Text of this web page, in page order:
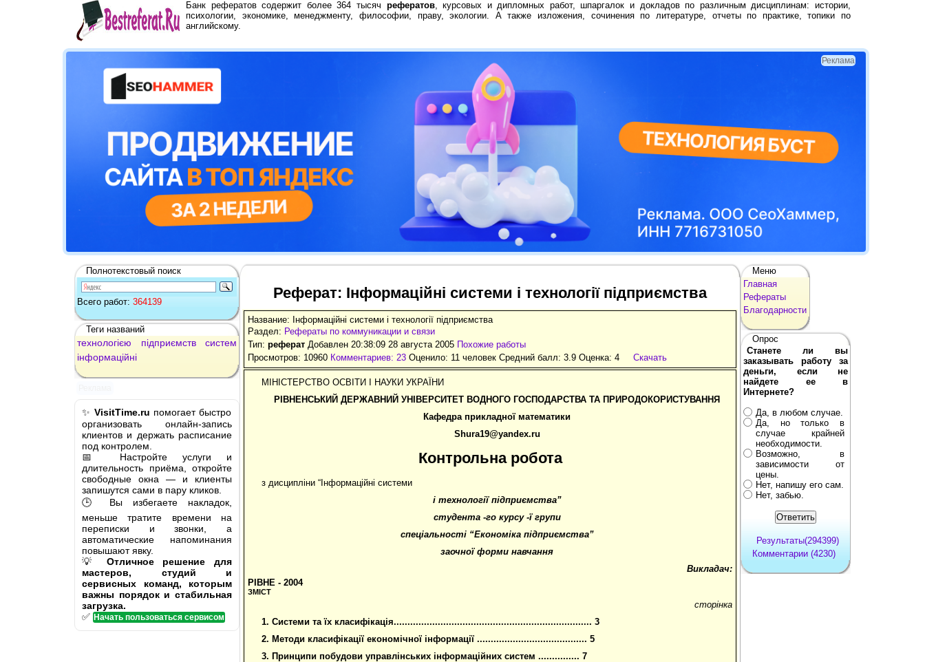
Банк рефератов содержит более 364 тысяч рефератов, курсовых и дипломных работ, шпаргалок и докладов по различным дисциплинам: истории,
психологии, экономике, менеджменту, философии, праву, экологии. А также изложения, сочинения по литературе, отчеты по практике, топики по
английскому.
Реклама
Полнотекстовый поиск
Всего работ: 364139
Теги названий
технологією підприємств
систем
інформаційні
✨ VisitTime.ru помогает быстро
организовать онлайн-запись
клиентов и держать расписание
под контролем.
📅 Настройте услуги и
длительность приёма, откройте
свободные окна — и клиенты
запишутся сами в пару кликов.
🕒 Вы избегаете накладок,
меньше тратите времени на
переписки и звонки, а
автоматические напоминания
повышают явку.
💡 Отличное решение для
мастеров, студий и
сервисных команд, которым
важны порядок и стабильная
загрузка.
✅ Начать пользоваться сервисом
Реферат: Інформаційні системи і технології підприємства
Название: Інформаційні системи і технології підприємства
Раздел: Рефераты по коммуникации и связи
Тип: реферат Добавлен 20:38:09 28 августа 2005 Похожие работы
Просмотров: 10960 Комментариев: 23 Оценило: 11 человек Средний балл: 3.9 Оценка: 4 Скачать
МІНІСТЕРСТВО ОСВІТИ І НАУКИ УКРАЇНИ
РІВНЕНСЬКИЙ ДЕРЖАВНИЙ УНІВЕРСИТЕТ ВОДНОГО ГОСПОДАРСТВА ТА ПРИРОДОКОРИСТУВАННЯ
Кафедра прикладної математики
Shura19@yandex.ru
Контрольна робота
з дисципліни “Інформаційні системи
і технології підприємства”
студента -го курсу -ї групи
спеціальності “Економіка підприємства”
заочної форми навчання
Викладач:
РІВНЕ - 2004
ЗМІСТ
сторінка
1. Системи та їх класифікація........................................................................ 3
2. Методи класифікації економічної інформації ........................................ 5
3. Принципи побудови управлінських інформаційних систем ............... 7
Меню
Главная
Рефераты
Благодарности
Опрос
Станете ли вы
заказывать работу за
деньги, если не
найдете ее в
Интернете?
Да, в любом случае.
Да, но только в
случае крайней
необходимости.
Возможно, в
зависимости от
цены.
Нет, напишу его сам.
Нет, забью.
Результаты(294399)
Комментарии (4230)